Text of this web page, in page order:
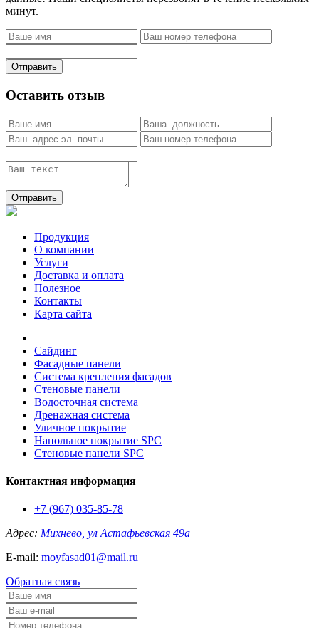
минут.
Отправить
Оставить отзыв
Отправить
Продукция
О компании
Услуги
Доставка и оплата
Полезное
Контакты
Карта сайта
Сайдинг
Фасадные панели
Система крепления фасадов
Стеновые панели
Водосточная система
Дренажная система
Уличное покрытие
Напольное покрытие SPC
Стеновые панели SPC
Контактная информация
+7 (967) 035-85-78
Адрес: Михнево, ул Астафьевская 49а
E-mail: moyfasad01@mail.ru
Обратная связь